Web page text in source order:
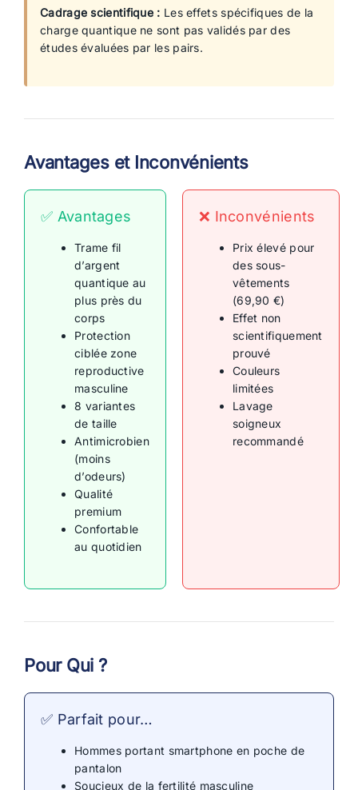
Cadrage scientifique : Les effets spécifiques de la
charge quantique ne sont pas validés par des
études évaluées par les pairs.
Avantages et Inconvénients
✅ Avantages
Trame fil
d’argent
quantique au
plus près du
corps
Protection
ciblée zone
reproductive
masculine
8 variantes
de taille
Antimicrobien
(moins
d’odeurs)
Qualité
premium
Confortable
au quotidien
❌ Inconvénients
Prix élevé pour
des sous-
vêtements
(69,90 €)
Effet non
scientifiquement
prouvé
Couleurs
limitées
Lavage
soigneux
recommandé
Pour Qui ?
✅ Parfait pour…
Hommes portant smartphone en poche de
pantalon
Soucieux de la fertilité masculine